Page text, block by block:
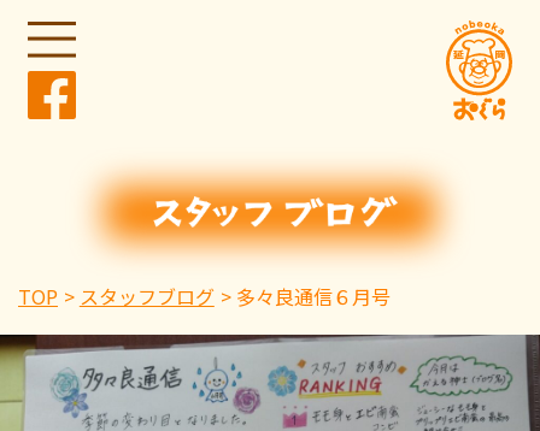
TOP スタッフブログ 多々良通信６月号